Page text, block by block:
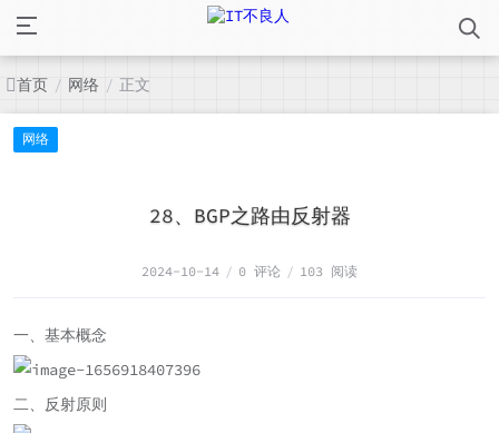
首页 / 网络 / 正文
网络
28、BGP之路由反射器
2024-10-14 / 0 评论 / 103 阅读
一、基本概念
二、反射原则